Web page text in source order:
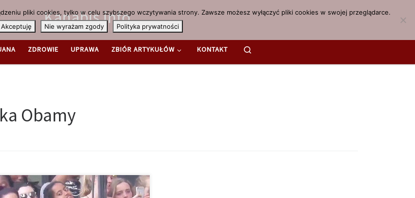
Kanabis.info
ZDROWIE UPRAWA ZBIÓR ARTYKUŁÓW KONTAKT
Obamy
pliki cookies, tylko w celu szybszego wczytywania strony. Zawsze możesz wyłączyć pliki cookies w swojej przeglądarce.
Akceptuję
Nie wyrażam zgody Polityka prywatności